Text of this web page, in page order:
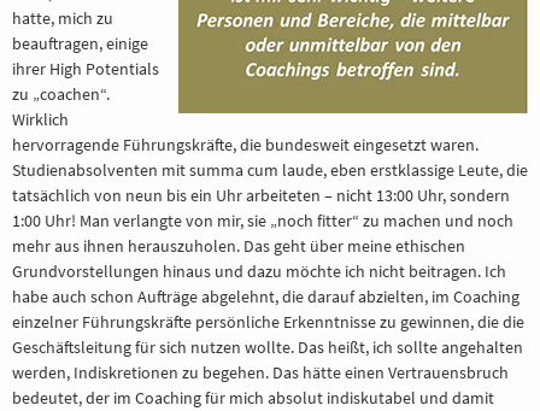
hatte, mich zu
beauftragen, einige
ihrer High Potentials
zu „coachen“.
Wirklich
hervorragende Führungskräfte, die bundesweit eingesetzt waren.
Studienabsolventen mit summa cum laude, eben erstklassige Leute, die
tatsächlich von neun bis ein Uhr arbeiteten – nicht 13:00 Uhr, sondern
1:00 Uhr! Man verlangte von mir, sie „noch fitter“ zu machen und noch
mehr aus ihnen herauszuholen. Das geht über meine ethischen
Grundvorstellungen hinaus und dazu möchte ich nicht beitragen. Ich
habe auch schon Aufträge abgelehnt, die darauf abzielten, im Coaching
einzelner Führungskräfte persönliche Erkenntnisse zu gewinnen, die die
Geschäftsleitung für sich nutzen wollte. Das heißt, ich sollte angehalten
werden, Indiskretionen zu begehen. Das hätte einen Vertrauensbruch
bedeutet, der im Coaching für mich absolut indiskutabel und damit